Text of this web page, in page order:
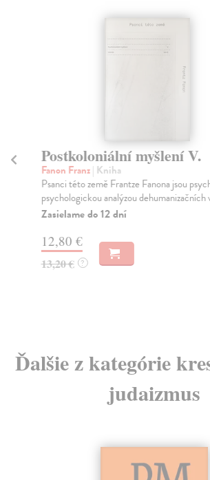
Postkoloniální myšlení V.
Fanon Franz| Kniha
Psanci této země Frantze Fanona jsou
psychologickou analýzou dehumanizačních
Zasielame do 12 dní
12,80 €
13,20 € ?
Ďalšie z kategórie
judaizmus